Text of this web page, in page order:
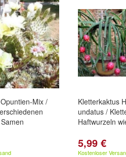
Mix /
Kletterkaktus
undatus /
Haftwurzeln
5,99 €
Kostenloser